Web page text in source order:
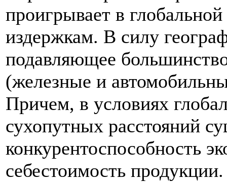
проигрывает в
издержкам. В силу
подавляющее
(железные и
Причем, в условиях
сухопутных расстояний
конкурентоспособность
себестоимость продукции.